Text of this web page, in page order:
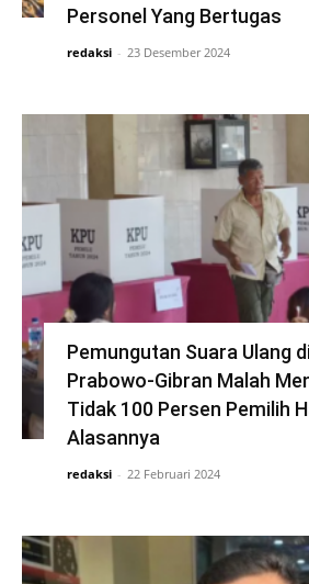
Personel Yang Bertugas
redaksi - 23 Desember 2024
Pemungutan Suara Ulang
Prabowo-Gibran Malah
Tidak 100 Persen Pemilih
Alasannya
redaksi - 22 Februari 2024